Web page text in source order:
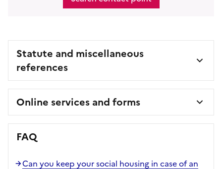
Statute and miscellaneous
references
Online services and forms
FAQ
Can you keep your social housing in case of an